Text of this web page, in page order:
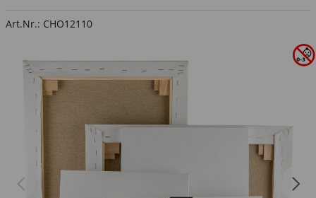
Art.Nr.: CHO12110